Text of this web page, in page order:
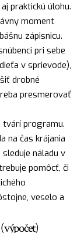
praktickú úlohu.
moment
zápisnicu.
pri sebe
v sprievode),
drobné
presmerovať
tvárí programu.
na čas krájania
náladu v
pomôcť, či
veselo a